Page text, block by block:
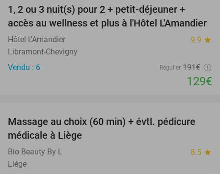
TODAY
1, 2 ou 3 nuit(s) pour 2 + petit-déjeuner +
accès au wellness et plus à l'Hôtel L'Amandier
Hôtel L'Amandier 9.9 star
Libramont-Chevigny
Vendu : 6
Régulier 191€
129€
56%
Massage au choix (60 min) + évtl. pédicure
médicale à Liège
Bio Beauty By L 8.5 star
Liège